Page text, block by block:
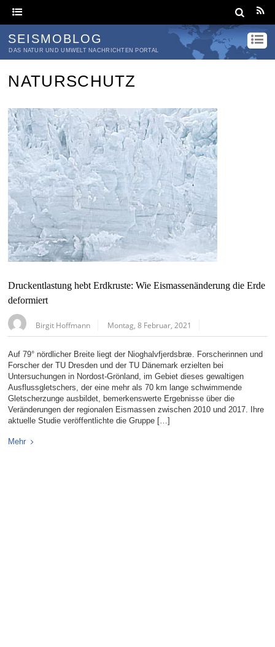
SEISMOBLOG
DAS NATUR UND UMWELT NACHRICHTEN PORTAL
NATURSCHUTZ
Druckentlastung hebt Erdkruste: Wie Eismassenänderung die Erde
deformiert
Birgit Hoffmann Montag, 8 Februar, 2021
Auf 79° nördlicher Breite liegt der Nioghalvfjerdsbræ. Forscherinnen und
Forscher der TU Dresden und der TU Dänemark erzielten bei
Untersuchungen in Nordost-Grönland, im Gebiet dieses gewaltigen
Ausflussgletschers, der eine mehr als 70 km lange schwimmende
Gletscherzunge ausbildet, bemerkenswerte Ergebnisse über die
Veränderungen der regionalen Eismassen zwischen 2010 und 2017. Ihre
aktuelle Studie veröffentlichte die Gruppe […]
Mehr